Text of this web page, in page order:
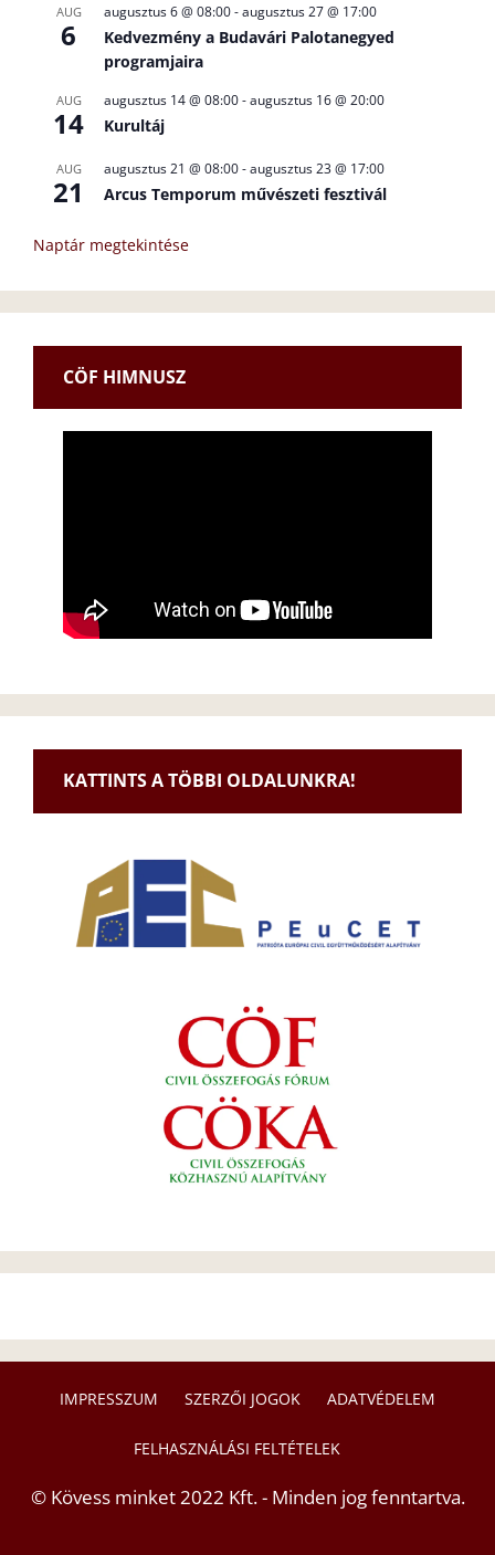
AUG
6
augusztus 6 @ 08:00-augusztus 27 @ 17:00
Kedvezmény a Budavári Palotanegyed
programjaira
AUG
14
augusztus 14 @ 08:00-augusztus 16 @ 20:00
Kurultáj
AUG
21
augusztus 21 @ 08:00-augusztus 23 @ 17:00
Arcus Temporum művészeti fesztivál
Naptár megtekintése
CÖF HIMNUSZ
KATTINTS A TÖBBI OLDALUNKRA!
IMPRESSZUM SZERZŐI JOGOK ADATVÉDELEM
FELHASZNÁLÁSI FELTÉTELEK
© Kövess minket 2022 Kft. - Minden jog fenntartva.